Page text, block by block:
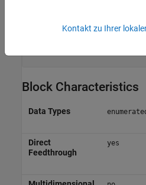
Mode—Category of
Block Characteristics
Data Types
Direct
Feedthrough
yes
Kontakt zu Ihrer